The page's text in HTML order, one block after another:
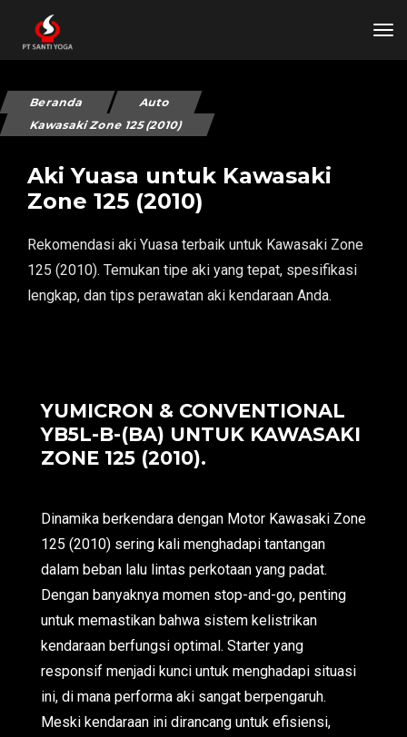
Beranda
Auto
Kawasaki Zone 125 (2010)
Aki Yuasa untuk Kawasaki
Zone 125 (2010)
Rekomendasi aki Yuasa terbaik untuk Kawasaki Zone
125 (2010). Temukan tipe aki yang tepat, spesifikasi
lengkap, dan tips perawatan aki kendaraan Anda.
YUMICRON & CONVENTIONAL
YB5L-B-(BA) UNTUK KAWASAKI
ZONE 125 (2010).
Dinamika berkendara dengan Motor Kawasaki Zone
125 (2010) sering kali menghadapi tantangan
dalam beban lalu lintas perkotaan yang padat.
Dengan banyaknya momen stop-and-go, penting
untuk memastikan bahwa sistem kelistrikan
kendaraan berfungsi optimal. Starter yang
responsif menjadi kunci untuk menghadapi situasi
ini, di mana performa aki sangat berpengaruh.
Meski kendaraan ini dirancang untuk efisiensi,